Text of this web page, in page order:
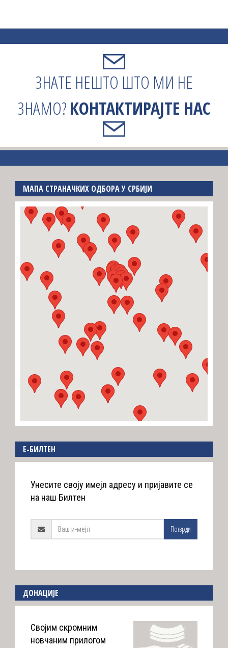
ЗНАТЕ НЕШТО ШТО МИ НЕ
ЗНАМО?КОНТАКТИРАЈТЕ НАС
МАПА СТРАНАЧКИХ ОДБОРА У СРБИЈИ
E-БИЛТЕН
Унесите своју имејл адресу и пријавите се
на наш Билтен
Потврди
ДОНАЦИЈЕ
Својим скромним
новчаним прилогом